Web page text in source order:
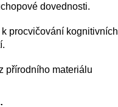
dovednosti.
k procvičování kognitivních
přírodního materiálu